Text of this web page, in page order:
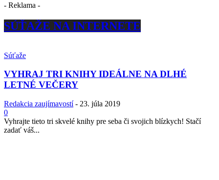
- Reklama -
SÚŤAŽE NA INTERNETE
Súťaže
VYHRAJ TRI KNIHY IDEÁLNE NA DLHÉ
LETNÉ VEČERY
Redakcia zaujímavostí - 23. júla 2019
0
Vyhrajte tieto tri skvelé knihy pre seba či svojich blízkych! Stačí
zadať váš...